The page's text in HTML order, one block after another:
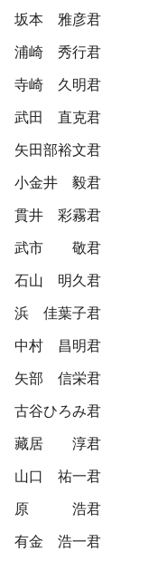
坂本 雅彦君
浦崎 秀行君
寺崎 久明君
武田 直克君
矢田部裕文君
小金井 毅君
貫井 彩霧君
武市 敬君
石山 明久君
浜 佳葉子君
中村 昌明君
矢部 信栄君
古谷ひろみ君
藏居 淳君
山口 祐一君
原 浩君
有金 浩一君